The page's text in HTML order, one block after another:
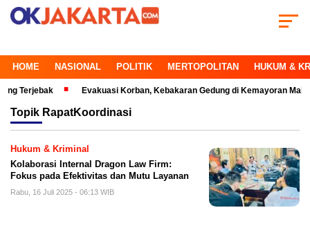
HOME NASIONAL POLITIK MERTOPOLITAN HUKUM &
Terjebak Evakuasi Korban, Kebakaran Gedung di Kemayoran Makin
Topik RapatKoordinasi
Hukum & Kriminal
Kolaborasi Internal Dragon Law Firm:
Fokus pada Efektivitas dan Mutu Layanan
Rabu, 16 Juli 2025 - 06:13 WIB